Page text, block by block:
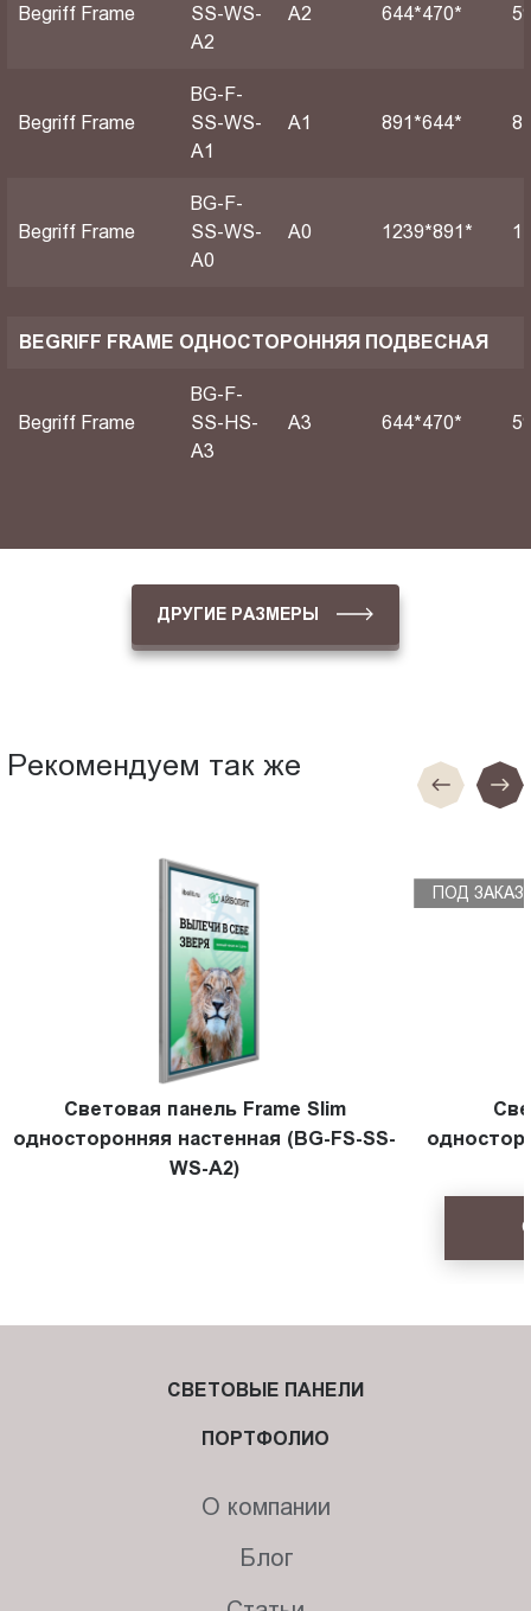
Begriff Frame
SS-WS-
A2
A2 644*470*
Begriff Frame
BG-F-
SS-WS-
A1
А1 891*644*
Begriff Frame
BG-F-
SS-WS-
A0
А0 1239*891*
BEGRIFF FRAME ОДНОСТОРОННЯЯ ПОДВЕСНАЯ
Begriff Frame
BG-F-
SS-HS-
A3
A3 644*470*
ДРУГИЕ РАЗМЕРЫ
Рекомендуем так же
Световая панель Frame Slim
односторонняя настенная (BG-FS-SS-
WS-A2)
ПОД ЗАКАЗ
СВЕТОВЫЕ ПАНЕЛИ
ПОРТФОЛИО
О компании
Блог